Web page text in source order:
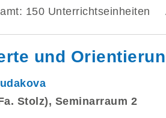
150 Unterrichtseinheiten
und
Stolz), Seminarraum 2